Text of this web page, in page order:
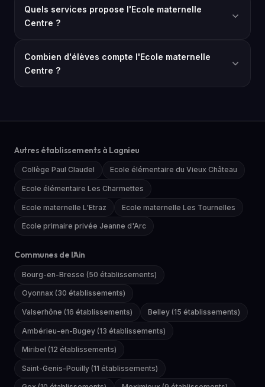
Quels services propose l'Ecole maternelle
Centre ?
Combien d'élèves compte l'Ecole maternelle
Centre ?
Autres établissements à Lagnieu
Collège Paul Claudel Ecole élémentaire du Vieux Château
Ecole élémentaire Les Charmettes
Ecole maternelle L'Etraz Ecole maternelle Les Tournelles
Ecole primaire privée Jeanne d'Arc
Communes de l'Ain
Bourg-en-Bresse (50 établissements)
Oyonnax (30 établissements)
Valserhône (16 établissements) Belley (15 établissements)
Ambérieu-en-Bugey (13 établissements)
Miribel (12 établissements)
Saint-Genis-Pouilly (11 établissements)